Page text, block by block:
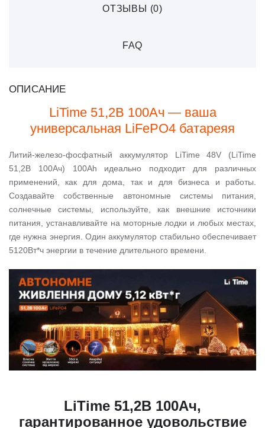
ОТЗЫВЫ (0)
FAQ
ОПИСАНИЕ
LiTime 51,2В 100Ач — ваша
универсальная LiFePO4 батареяя
Литий-железо-фосфатный аккумулятор LiTime 48V (LiTime
51,2В 100Ач) 100Ah идеально подходит для различных
применений, как для дома, так и для бизнеса и работы.
Создавайте собственные автономные системы питания,
солнечные системы, используйте, как внешние источники
питания, устанавливайте на моторные лодки и любых местах,
где нужна энергия. Один аккумулятор стабильно обеспечивает
5120Вт*ч энергии в течение длительного времени.
LiTime 51,2В 100Ач,
гарантированное удовольствие